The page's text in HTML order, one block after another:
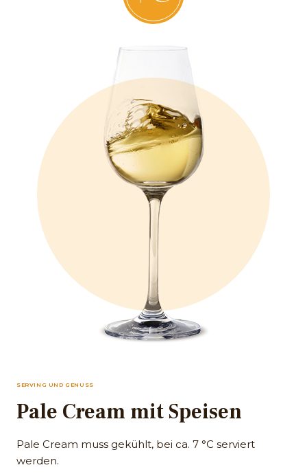
SERVING UND GENUSS
Pale Cream mit Speisen
Pale Cream muss gekühlt, bei ca. 7 °C serviert
werden.